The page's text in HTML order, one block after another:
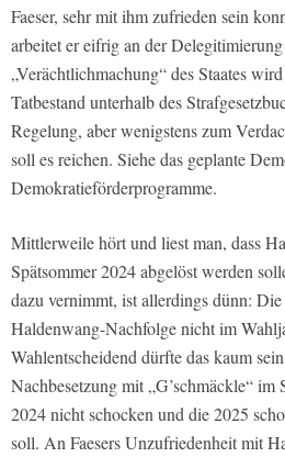
Faeser, sehr mit ihm zufrieden sein
arbeitet er eifrig an der
„Verächtlichmachung“ des Staates
Tatbestand unterhalb des
Regelung, aber wenigstens zum
soll es reichen. Siehe das geplante
Demokratieförderprogramme.
Mittlerweile hört und liest man, dass
Spätsommer 2024 abgelöst werden
dazu vernimmt, ist allerdings dünn:
Haldenwang-Nachfolge nicht im
Wahlentscheidend dürfte das kaum
Nachbesetzung mit „G’schmäckle“
2024 nicht schocken und die 2025
soll. An Faesers Unzufriedenheit mit